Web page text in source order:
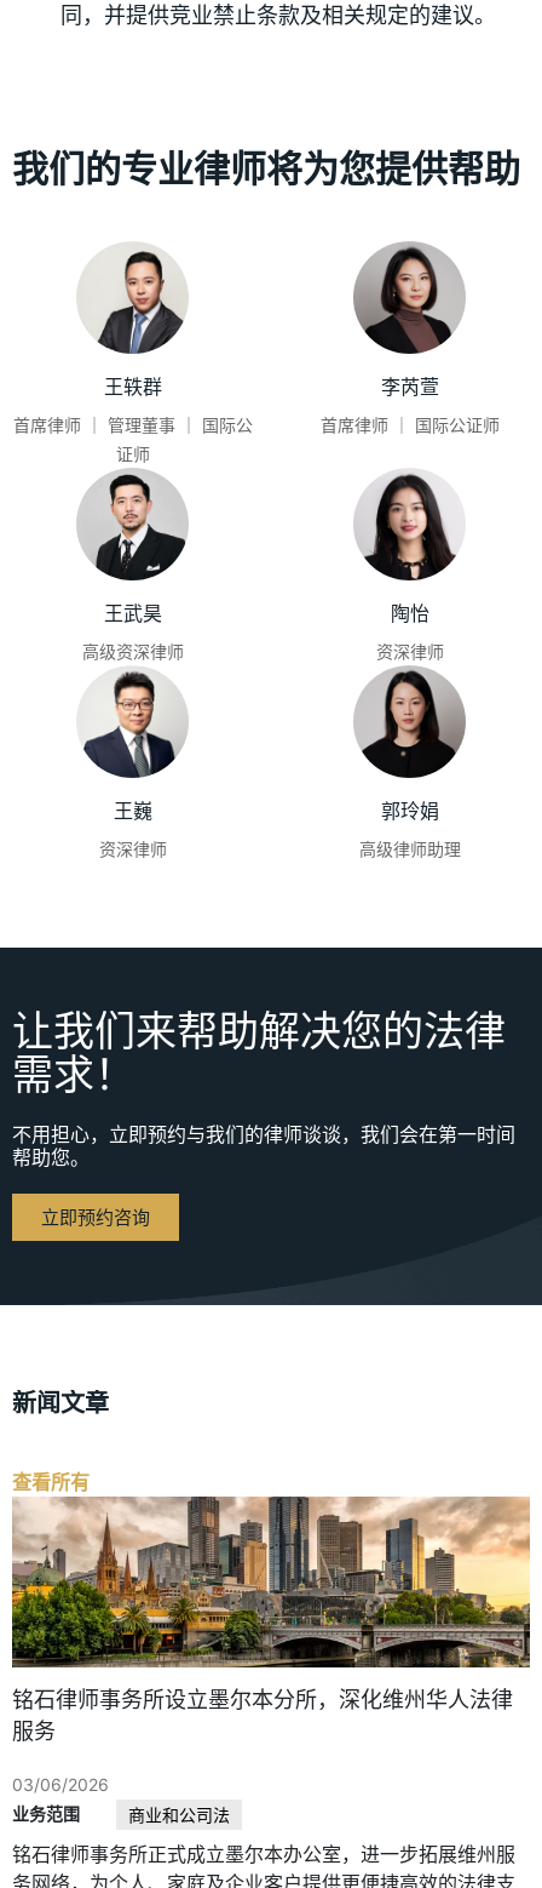
同，并提供竞业禁止条款及相关规定的建议。
我们的专业律师将为您提供帮助
王轶群
首席律师 ｜ 管理董事 ｜ 国际公
证师
李芮萱
首席律师 ｜ 国际公证师
王武昊
高级资深律师
陶怡
资深律师
王巍
资深律师
郭玲娟
高级律师助理
让我们来帮助解决您的法律
需求！
不用担心，立即预约与我们的律师谈谈，我们会在第一时间
帮助您。
立即预约咨询
新闻文章
查看所有
铭石律师事务所设立墨尔本分所，深化维州华人法律
服务
03/06/2026
业务范围
商业和公司法
铭石律师事务所正式成立墨尔本办公室，进一步拓展维州服
务网络，为个人、家庭及企业客户提供更便捷高效的法律支